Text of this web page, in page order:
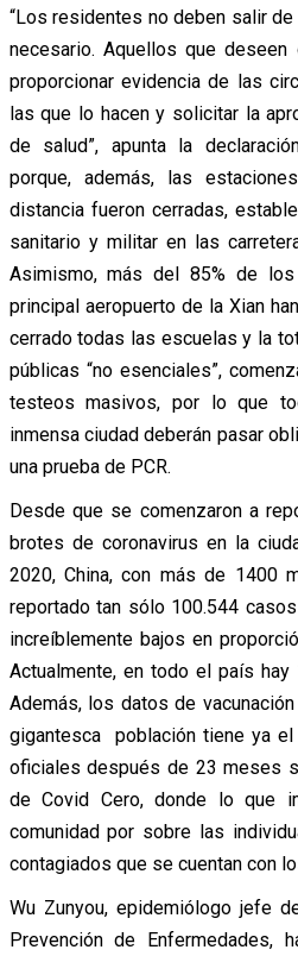
“Los residentes no deben salir
necesario. Aquellos que
proporcionar evidencia de las
las que lo hacen y solicitar la
de salud”, apunta la
porque, además, las
distancia fueron cerradas,
sanitario y militar en las
Asimismo, más del 85% de
principal aeropuerto de la Xian
cerrado todas las escuelas y la
públicas “no esenciales”,
testeos masivos, por lo que
inmensa ciudad deberán pasar
una prueba de PCR.
Desde que se comenzaron a
brotes de coronavirus en la
2020, China, con más de 1400
reportado tan sólo 100.544
increíblemente bajos en
Actualmente, en todo el país
Además, los datos de
gigantesca población tiene ya
oficiales después de 23 meses
de Covid Cero, donde lo que
comunidad por sobre las
contagiados que se cuentan con
Wu Zunyou, epidemiólogo jefe
Prevención de Enfermedades,